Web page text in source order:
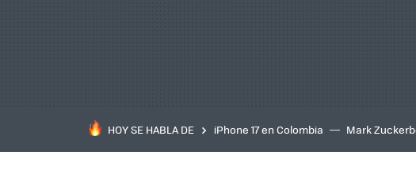
HOY SE HABLA DE iPhone 17 en Colombia Mark
inteligente
IA TCL C8K